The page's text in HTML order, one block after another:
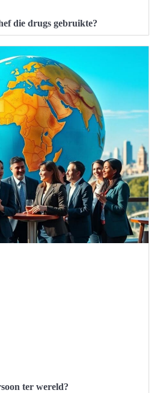
die drugs gebruikte?
ter wereld?